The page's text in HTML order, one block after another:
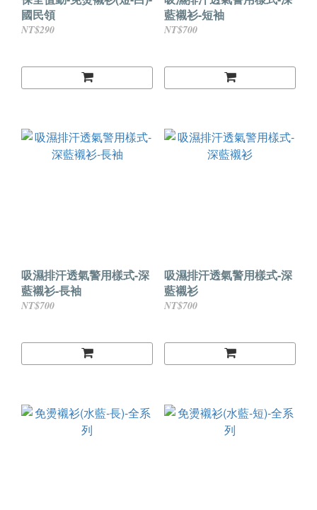
國民領
NT$290
藍襯衫-短袖
NT$700
吸濕排汗透氣警用樣式-深
藍襯衫-長袖
NT$700
吸濕排汗透氣警用樣式-深
藍襯衫
NT$700